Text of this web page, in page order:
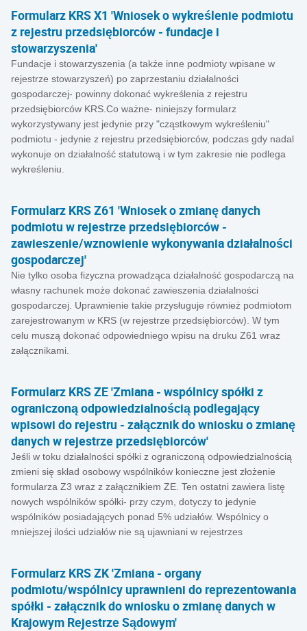
Formularz KRS X1 'Wniosek o wykreślenie podmiotu
z rejestru przedsiębiorców - fundacje i
stowarzyszenia'
Fundacje i stowarzyszenia (a także inne podmioty wpisane w
rejestrze stowarzyszeń) po zaprzestaniu działalności
gospodarczej- powinny dokonać wykreślenia z rejestru
przedsiębiorców KRS.Co ważne- niniejszy formularz
wykorzystywany jest jedynie przy "cząstkowym wykreśleniu"
podmiotu - jedynie z rejestru przedsiębiorców, podczas gdy nadal
wykonuje on działalność statutową i w tym zakresie nie podlega
wykreśleniu.
Formularz KRS Z61 'Wniosek o zmianę danych
podmiotu w rejestrze przedsiębiorców -
zawieszenie/wznowienie wykonywania działalności
gospodarczej'
Nie tylko osoba fizyczna prowadząca działalność gospodarczą na
własny rachunek może dokonać zawieszenia działalności
gospodarczej. Uprawnienie takie przysługuje również podmiotom
zarejestrowanym w KRS (w rejestrze przedsiębiorców). W tym
celu muszą dokonać odpowiedniego wpisu na druku Z61 wraz
załącznikami.
Formularz KRS ZE 'Zmiana - wspólnicy spółki z
ograniczoną odpowiedzialnością podlegający
wpisowi do rejestru - załącznik do wniosku o zmianę
danych w rejestrze przedsiębiorców'
Jeśli w toku działalności spółki z ograniczoną odpowiedzialnością
zmieni się skład osobowy wspólników konieczne jest złożenie
formularza Z3 wraz z załącznikiem ZE. Ten ostatni zawiera listę
nowych wspólników spółki- przy czym, dotyczy to jedynie
wspólników posiadających ponad 5% udziałów. Wspólnicy o
mniejszej ilości udziałów nie są ujawniani w rejestrzes
Formularz KRS ZK 'Zmiana - organy
podmiotu/wspólnicy uprawnieni do reprezentowania
spółki - załącznik do wniosku o zmianę danych w
Krajowym Rejestrze Sądowym'